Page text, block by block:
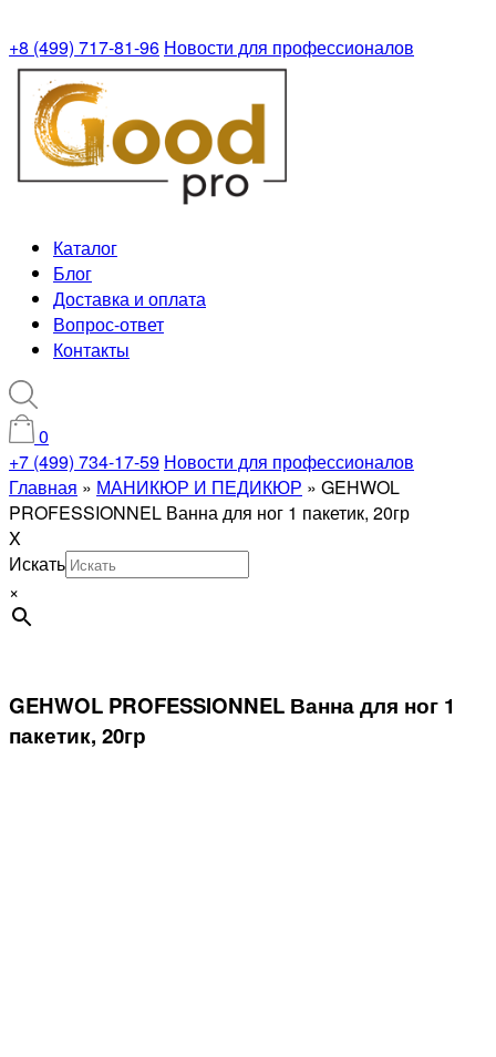
+8 (499) 717-81-96 Новости для профессионалов
Каталог
Блог
Доставка и оплата
Вопрос-ответ
Контакты
0
+7 (499) 734-17-59 Новости для профессионалов
Главная » МАНИКЮР И ПЕДИКЮР » GEHWOL
PROFESSIONNEL Ванна для ног 1 пакетик, 20гр
X
Искать
×
GEHWOL PROFESSIONNEL Ванна для ног 1
пакетик, 20гр